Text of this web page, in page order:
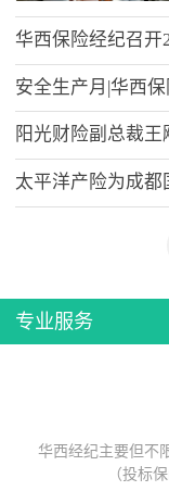
阳光财险副总裁王
专业服务
华西经纪主要但不
（投标